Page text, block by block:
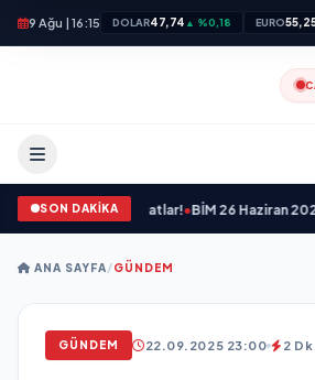
9 Ağu | 16:15 DOLAR47,74 ▲ %0,18 EURO
SON DAKİKA
Kesen Fırsatlar! •BİM 26 Haziran 2026
ANA SAYFA/GÜNDEM
GÜNDEM 22.09.2025 23:00 2